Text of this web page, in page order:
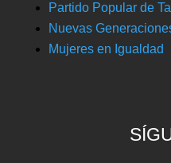
Partido Popular de
Nuevas
Mujeres en Igualdad